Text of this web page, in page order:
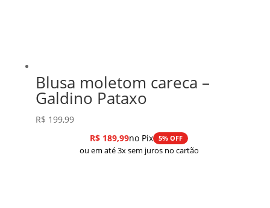
Blusa moletom careca –
Galdino Pataxo
R$ 199,99
R$ 189,99no Pix 5% OFF
ou em até 3x sem juros no cartão